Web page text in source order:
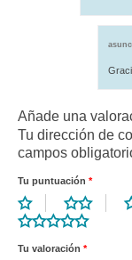
Añade una
Tu dirección de
campos
Tu puntuación *
Tu valoración *